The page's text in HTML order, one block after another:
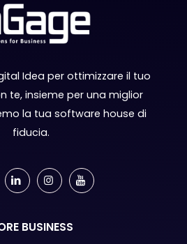
Idea per ottimizzare il tuo
te, insieme per una miglior
la tua software house di
fiducia.
BUSINESS